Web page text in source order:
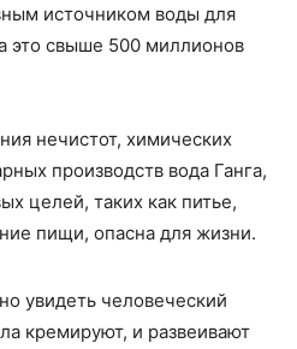
источником воды для
это свыше 500 миллионов
нечистот, химических
производств вода Ганга,
целей, таких как питье,
пищи, опасна для жизни.
увидеть человеческий
кремируют, и развеивают